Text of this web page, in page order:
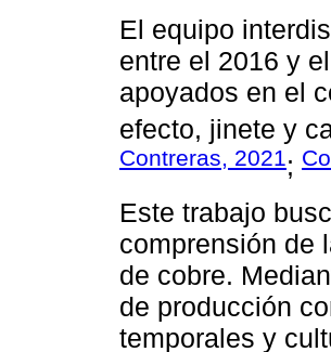
El equipo
entre el 2016 y
apoyados en el
efecto, jinete y
Contreras, 2021;
Este trabajo
comprensión de
de cobre.
de producción
temporales y